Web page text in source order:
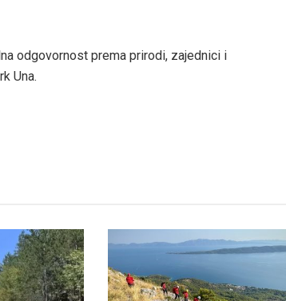
odgovornost prema prirodi, zajednici i
Una.